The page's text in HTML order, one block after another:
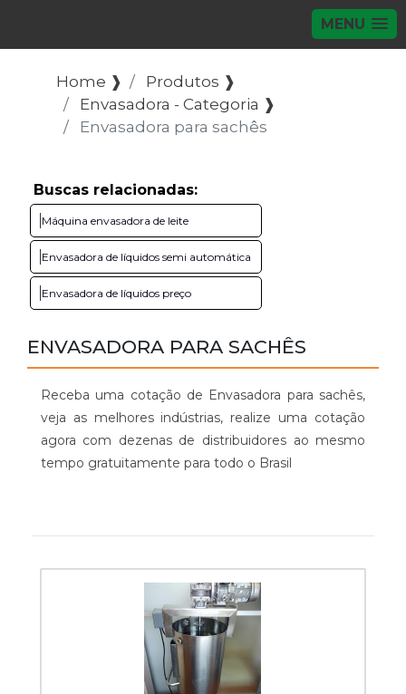
MENU
Home ❱
Produtos ❱
Envasadora - Categoria ❱
Envasadora para sachês
Buscas relacionadas:
Máquina envasadora de leite
Envasadora de líquidos semi automática
Envasadora de líquidos preço
ENVASADORA PARA SACHÊS
Receba uma cotação de Envasadora para sachês,
veja as melhores indústrias, realize uma cotação
agora com dezenas de distribuidores ao mesmo
tempo gratuitamente para todo o Brasil